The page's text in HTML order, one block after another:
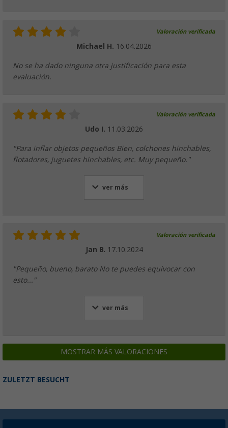
Valoración verificada
Michael H. 16.04.2026
No se ha dado ninguna otra justificación para esta
evaluación.
Valoración verificada
Udo I. 11.03.2026
"Para inflar objetos pequeños Bien, colchones hinchables,
flotadores, juguetes hinchables, etc. Muy pequeño."
ver más
Valoración verificada
Jan B. 17.10.2024
"Pequeño, bueno, barato No te puedes equivocar con
esto..."
ver más
MOSTRAR MÁS VALORACIONES
ZULETZT BESUCHT